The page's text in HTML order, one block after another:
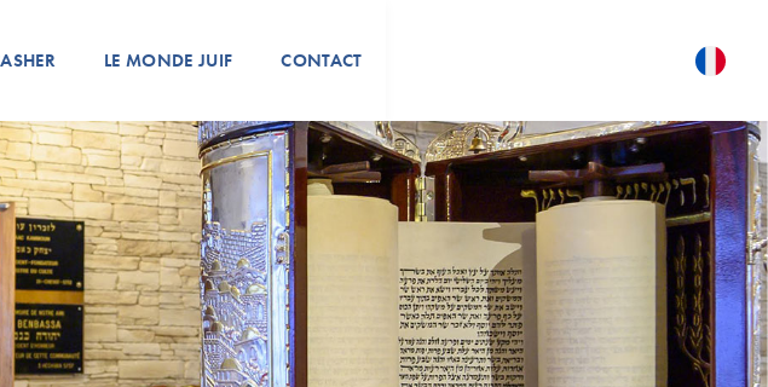
LE MONDE JUIF CONTACT